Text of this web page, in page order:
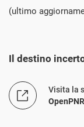
(ultimo
Il destino
Visita la